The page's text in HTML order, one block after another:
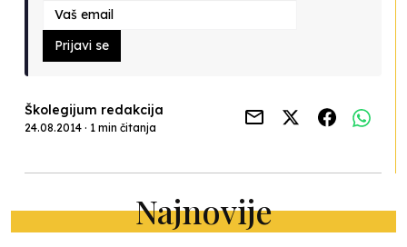
Prijavi se
Školegijum redakcija
24.08.2014 · 1 min čitanja
Najnovije